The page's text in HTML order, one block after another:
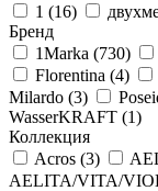
1 (16)
Бренд
1Marka (730)
Florentina (4)
Milardo (3)
WasserKRAFT (1)
Коллекция
Acros (3)
AELITA/VITA/